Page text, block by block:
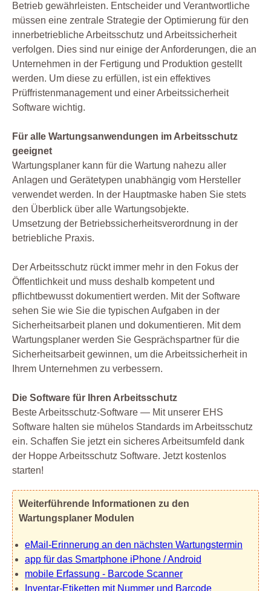
Betrieb gewährleisten. Entscheider und Verantwortliche
müssen eine zentrale Strategie der Optimierung für den
innerbetriebliche Arbeitsschutz und Arbeitssicherheit
verfolgen. Dies sind nur einige der Anforderungen, die an
Unternehmen in der Fertigung und Produktion gestellt
werden. Um diese zu erfüllen, ist ein effektives
Prüffristenmanagement und einer Arbeitssicherheit
Software wichtig.
Für alle Wartungsanwendungen im Arbeitsschutz
geeignet
Wartungsplaner kann für die Wartung nahezu aller
Anlagen und Gerätetypen unabhängig vom Hersteller
verwendet werden. In der Hauptmaske haben Sie stets
den Überblick über alle Wartungsobjekte.
Umsetzung der Betriebssicherheitsverordnung in der
betriebliche Praxis.
Der Arbeitsschutz rückt immer mehr in den Fokus der
Öffentlichkeit und muss deshalb kompetent und
pflichtbewusst dokumentiert werden. Mit der Software
sehen Sie wie Sie die typischen Aufgaben in der
Sicherheitsarbeit planen und dokumentieren. Mit dem
Wartungsplaner werden Sie Gesprächspartner für die
Sicherheitsarbeit gewinnen, um die Arbeitssicherheit in
Ihrem Unternehmen zu verbessern.
Die Software für Ihren Arbeitsschutz
Beste Arbeitsschutz-Software — Mit unserer EHS
Software halten sie mühelos Standards im Arbeitsschutz
ein. Schaffen Sie jetzt ein sicheres Arbeitsumfeld dank
der Hoppe Arbeitsschutz Software. Jetzt kostenlos
starten!
Weiterführende Informationen zu den
Wartungsplaner Modulen
eMail-Erinnerung an den nächsten Wartungstermin
app für das Smartphone iPhone / Android
mobile Erfassung - Barcode Scanner
Inventar-Etiketten mit Nummer und Barcode